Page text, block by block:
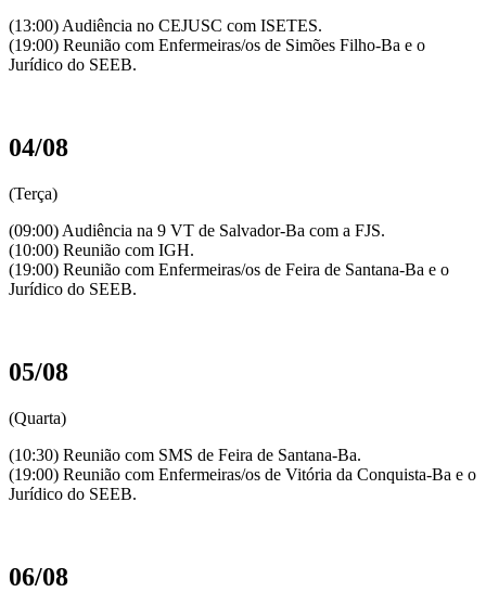
(13:00) Audiência no CEJUSC com ISETES.
(19:00) Reunião com Enfermeiras/os de Simões Filho-Ba e o
Jurídico do SEEB.
04/08
(Terça)
(09:00) Audiência na 9 VT de Salvador-Ba com a FJS.
(10:00) Reunião com IGH.
(19:00) Reunião com Enfermeiras/os de Feira de Santana-Ba e o
Jurídico do SEEB.
05/08
(Quarta)
(10:30) Reunião com SMS de Feira de Santana-Ba.
(19:00) Reunião com Enfermeiras/os de Vitória da Conquista-Ba e o
Jurídico do SEEB.
06/08